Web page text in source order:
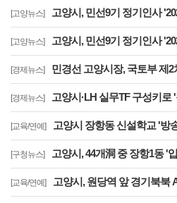
[고양뉴스] 고양시, 민선9기 정기인사 '2026년
[고양뉴스] 고양시, 민선9기 정기인사 '2026년도
[경제뉴스] 민경선 고양시장, 국토부 제2차관 만
[경제뉴스] 고양시·LH 실무TF 구성키로 '창릉신
[교육/연예] 고양시 장항동 신설학교 '방송영상밸
[구청뉴스] 고양시, 44개洞 중 장항1동 '입주 영향
[교육/연예] 고양시, 원당역 앞 경기북북 AI캠퍼스